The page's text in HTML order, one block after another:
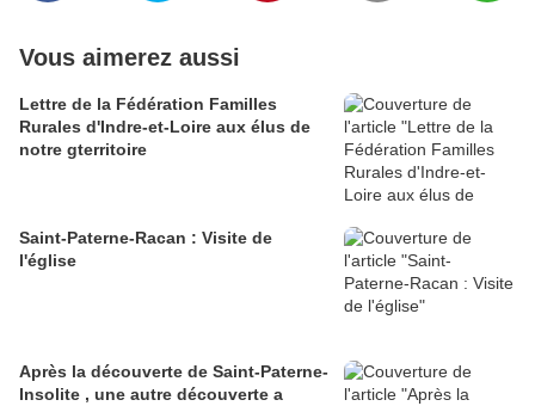
Vous aimerez aussi
Lettre de la Fédération Familles
Rurales d'Indre-et-Loire aux élus de
notre gterritoire
Saint-Paterne-Racan : Visite de
l'église
Après la découverte de Saint-Paterne-
Insolite , une autre découverte a